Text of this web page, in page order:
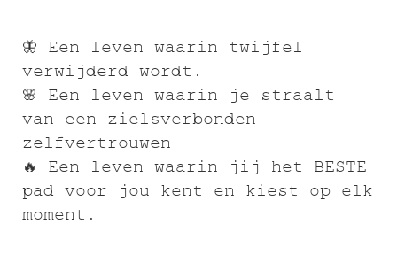
🦋 Een leven waarin twijfel
verwijderd wordt.
🌸 Een leven waarin je straalt
van een zielsverbonden
zelfvertrouwen
🔥 Een leven waarin jij het BESTE
pad voor jou kent en kiest op elk
moment.